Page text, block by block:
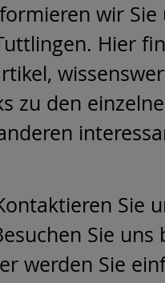
wir Sie
Hier
zu den
Sie
Sie uns
werden Sie